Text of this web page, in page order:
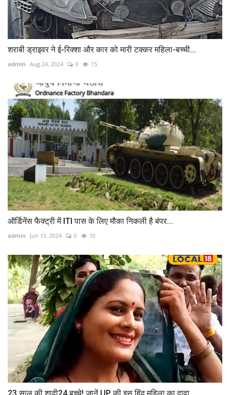
शराबी ड्राइवर ने ई-रिक्शा और कार को मारी टक्कर महिला-बच्ची...
admin Aug 24, 2024 0 15
ऑर्डिनेंस फैक्ट्री में ITI पास के लिए मौका निकली है बंपर...
admin Jun 13, 2024 0 10